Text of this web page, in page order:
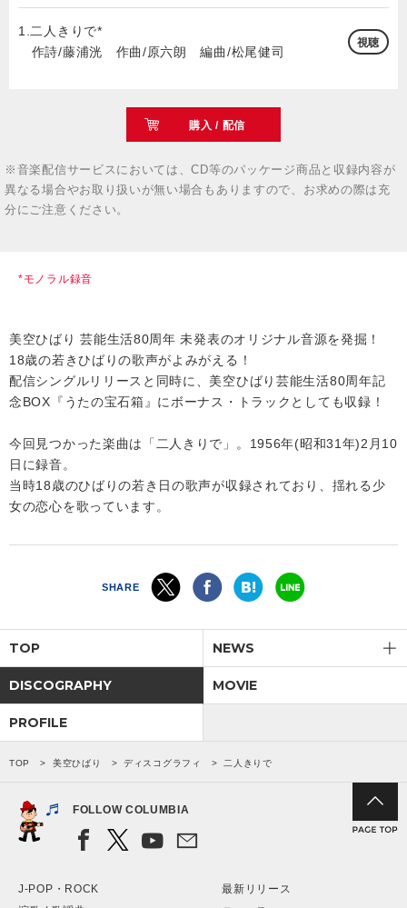
1.二人きりで*
作詩/藤浦洸 作曲/原六朗 編曲/松尾健司
視聴
購入 / 配信
※音楽配信サービスにおいては、CD等のパッケージ商品と収録内容が
異なる場合やお取り扱いが無い場合もありますので、お求めの際は充
分にご注意ください。
*モノラル録音
美空ひばり 芸能生活80周年 未発表のオリジナル音源を発掘！
18歳の若きひばりの歌声がよみがえる！
配信シングルリリースと同時に、美空ひばり芸能生活80周年記
念BOX『うたの宝石箱』にボーナス・トラックとしても収録！
今回見つかった楽曲は「二人きりで」。1956年(昭和31年)2月10
日に録音。
当時18歳のひばりの若き日の歌声が収録されており、揺れる少
女の恋心を歌っています。
SHARE
TOP NEWS
DISCOGRAPHY MOVIE
PROFILE
TOP 美空ひばり ディスコグラフィ 二人きりで
FOLLOW COLUMBIA
J-POP・ROCK
最新リリース